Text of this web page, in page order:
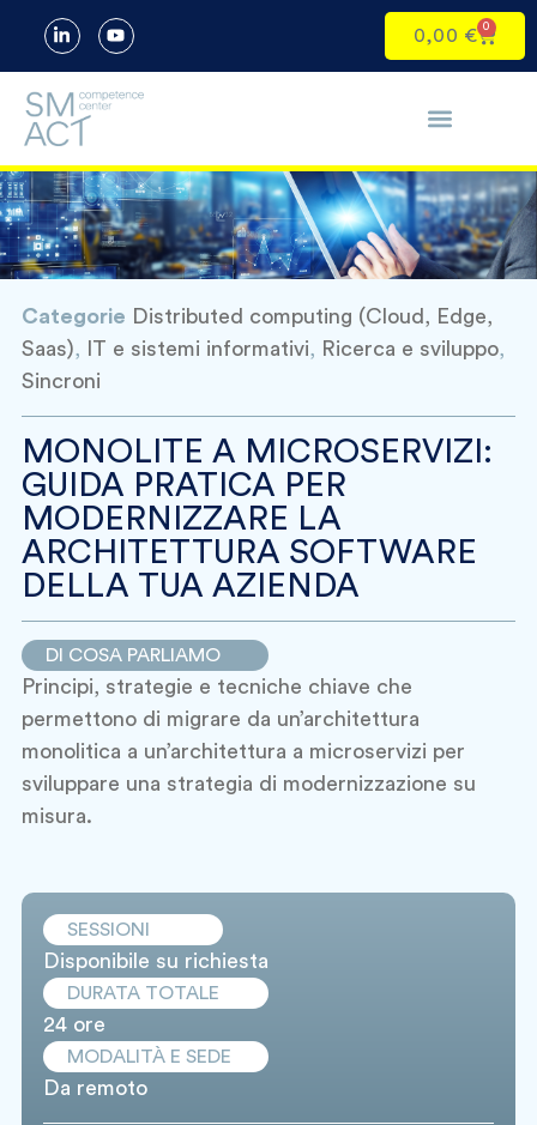
0,00 € 0
Categorie Distributed computing (Cloud, Edge,
Saas), IT e sistemi informativi, Ricerca e sviluppo,
Sincroni
MONOLITE A MICROSERVIZI:
GUIDA PRATICA PER
MODERNIZZARE LA
ARCHITETTURA SOFTWARE
DELLA TUA AZIENDA
DI COSA PARLIAMO
Principi, strategie e tecniche chiave che
permettono di migrare da un’architettura
monolitica a un’architettura a microservizi per
sviluppare una strategia di modernizzazione su
misura.
SESSIONI
Disponibile su richiesta
DURATA TOTALE
24 ore
MODALITÀ E SEDE
Da remoto